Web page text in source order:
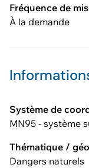
Fréquence de
À la demande
Système de
MN95 - système
Thématique /
Dangers naturels